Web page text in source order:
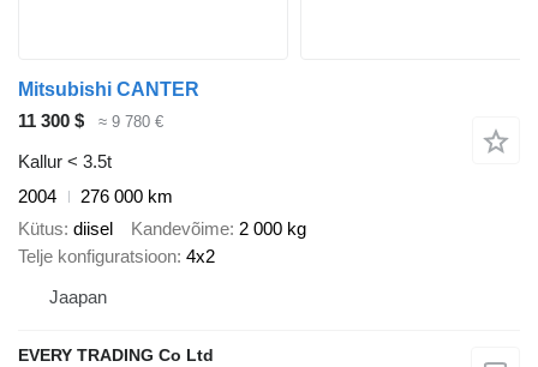
Mitsubishi CANTER
11 300 $
≈ 9 780 €
Kallur < 3.5t
2004
276 000 km
Kütus diisel Kandevõime 2 000 kg
Telje konfiguratsioon 4x2
Jaapan
EVERY TRADING Co Ltd